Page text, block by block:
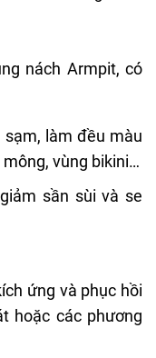
nách Armpit, có
làm đều màu
vùng bikini…
sần sùi và se
ứng và phục hồi
hoặc các phương